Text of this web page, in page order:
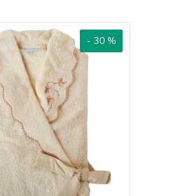
- 30 %